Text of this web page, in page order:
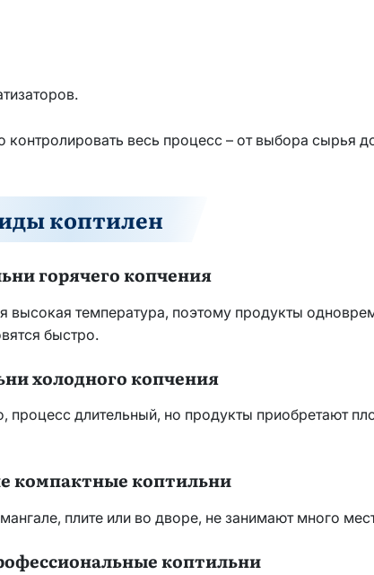
весь процесс – от выбора сырья
коптилен
горячего копчения
температура, поэтому продукты
быстро.
холодного копчения
процесс длительный, но продукты приобретают
компактные коптильни
плите или во дворе, не занимают много
коптильни